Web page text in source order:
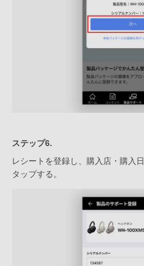
ステップ6.
レシートを登録し、購入店・購入
タップする。